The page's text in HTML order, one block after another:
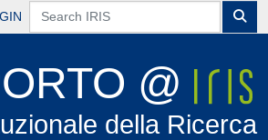
@
della Ricerca